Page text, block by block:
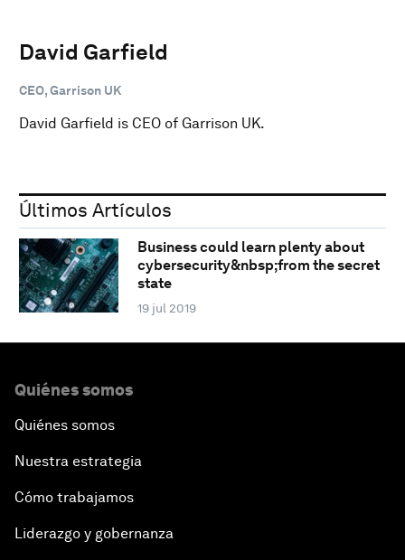
David Garfield
CEO, Garrison UK
David Garfield is CEO of Garrison UK.
Últimos Artículos
Business could learn plenty about
cybersecurity&nbsp;from the secret
state
19 jul 2019
Quiénes somos
Quiénes somos
Nuestra estrategia
Cómo trabajamos
Liderazgo y gobernanza